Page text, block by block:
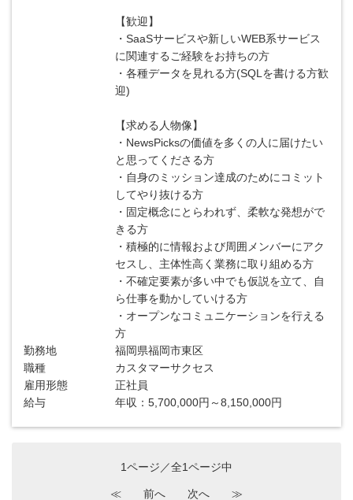
【歓迎】
・SaaSサービスや新しいWEB系サービス
に関連するご経験をお持ちの方
・各種データを見れる方(SQLを書ける方歓
迎)
【求める人物像】
・NewsPicksの価値を多くの人に届けたい
と思ってくださる方
・自身のミッション達成のためにコミット
してやり抜ける方
・固定概念にとらわれず、柔軟な発想がで
きる方
・積極的に情報および周囲メンバーにアク
セスし、主体性高く業務に取り組める方
・不確定要素が多い中でも仮説を立て、自
ら仕事を動かしていける方
・オープンなコミュニケーションを行える
方
勤務地
福岡県福岡市東区
職種
カスタマーサクセス
雇用形態
正社員
給与
年収：5,700,000円～8,150,000円
1ページ／全1ページ中
≪ 前へ 次へ ≫